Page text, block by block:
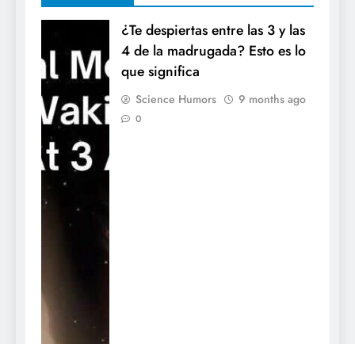
¿Te despiertas entre las 3 y las
4 de la madrugada? Esto es lo
que significa
Science Humors 9 months ago
0